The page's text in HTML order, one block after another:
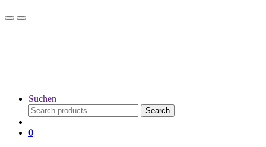
Suchen
Search
for:
Search
0